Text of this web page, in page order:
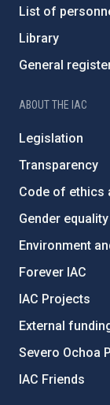
List of
Library
General
ABOUT THE IAC
Legislation
Transparency
Code of ethics
Gender
Environment
Forever IAC
IAC Projects
External
Severo Ochoa
IAC Friends